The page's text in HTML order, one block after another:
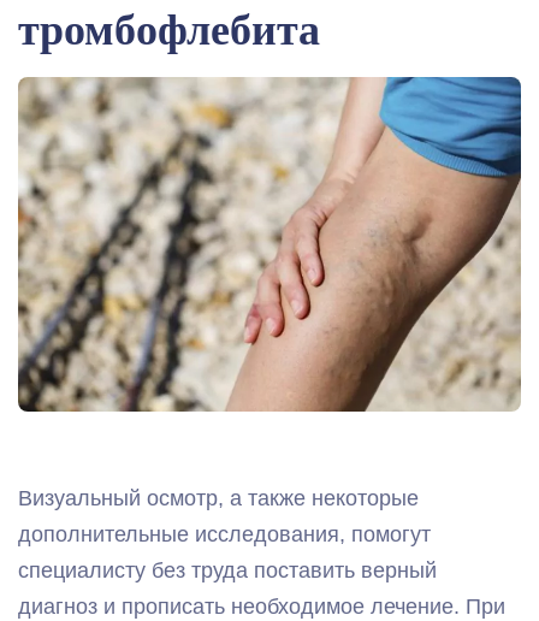
тромбофлебита
Визуальный осмотр, а также некоторые
дополнительные исследования, помогут
специалисту без труда поставить верный
диагноз и прописать необходимое лечение. При